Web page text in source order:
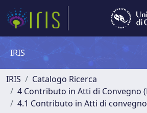
IRIS
IRIS
Catalogo Ricerca
4 Contributo in Atti di Convegno
4.1 Contributo in Atti di convegno